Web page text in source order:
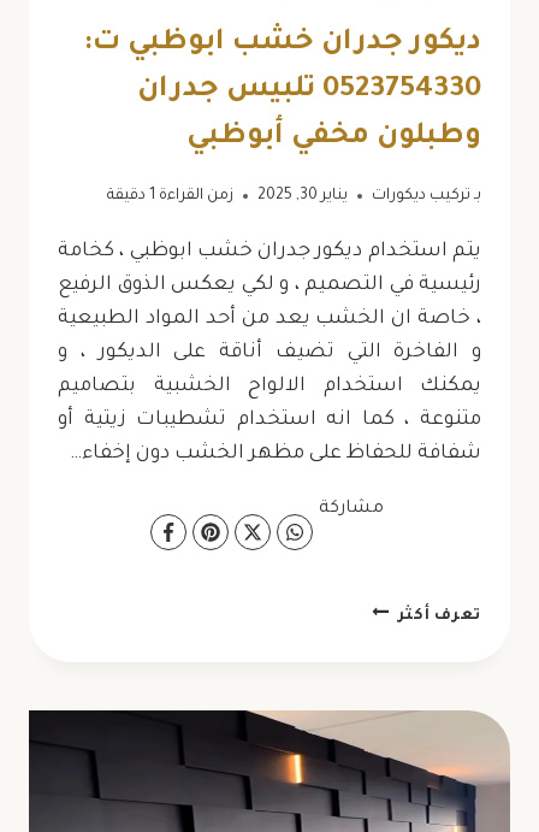
ديكور جدران خشب ابوظبي ت:
0523754330 تلبيس جدران
وطبلون مخفي أبوظبي
بـ تركيب ديكورات يناير 30, 2025 زمن القراءة دقيقة
يتم استخدام ديكور جدران خشب ابوظبي ، كخامة
رئيسية في التصميم ، و لكي يعكس الذوق الرفيع
، خاصة ان الخشب يعد من أحد المواد الطبيعية
و الفاخرة التي تضيف أناقة على الديكور ، و
يمكنك استخدام الالواح الخشبية بتصاميم
متنوعة ، كما انه استخدام تشطيبات زيتية أو
شفافة للحفاظ على مظهر الخشب دون إخفاء…
مشاركة
تعرف أكثر ديكور
ابوظبي
0523754330
تلبيس